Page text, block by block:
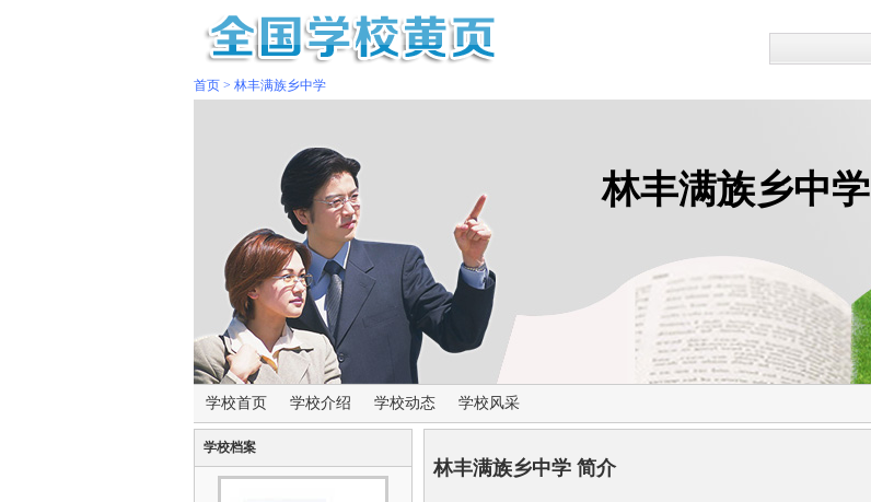
首页 > 林丰满族乡中学
林丰满族乡中学
学校首页 学校介绍 学校动态 学校风采
学校档案
林丰满族乡中学 简介